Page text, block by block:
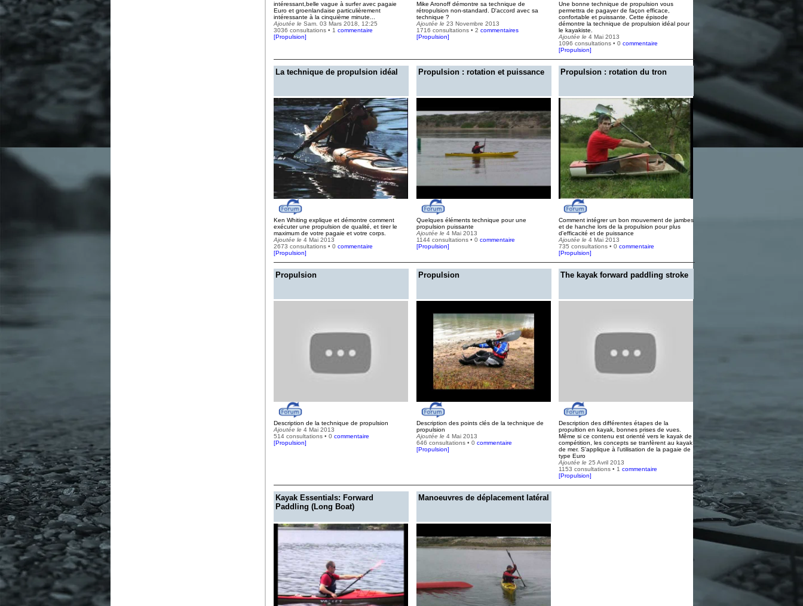
intéressant,belle vague à surfer avec pagaie
Euro et groenlandaise particulièrement
intéressante à la cinquième minute...
Ajoutée le Sam. 03 Mars 2018, 12:25
3036 consultations • 1 commentaire
[Propulsion]
Mike Aronoff démontre sa technique de
rétropulsion non-standard. D'accord avec sa
technique ?
Ajoutée le 23 Novembre 2013
1716 consultations • 2 commentaires
[Propulsion]
Une bonne technique de propulsion vous
permettra de pagayer de façon efficace,
confortable et puissante. Cette épisode
démontre la technique de propulsion idéal pour
le kayakiste.
Ajoutée le 4 Mai 2013
1096 consultations • 0 commentaire
[Propulsion]
La technique de propulsion idéal
Ken Whiting explique et démontre comment
exécuter une propulsion de qualité, et tirer le
maximum de votre pagaie et votre corps.
Ajoutée le 4 Mai 2013
2673 consultations • 0 commentaire
[Propulsion]
Propulsion : rotation et puissance
Quelques éléments technique pour une
propulsion puissante
Ajoutée le 4 Mai 2013
1144 consultations • 0 commentaire
[Propulsion]
Propulsion : rotation du tron
Comment intégrer un bon mouvement de jambes
et de hanche lors de la propulsion pour plus
d'efficacité et de puissance
Ajoutée le 4 Mai 2013
735 consultations • 0 commentaire
[Propulsion]
Propulsion
Description de la technique de propulsion
Ajoutée le 4 Mai 2013
514 consultations • 0 commentaire
[Propulsion]
Propulsion
Description des points clés de la technique de
propulsion
Ajoutée le 4 Mai 2013
646 consultations • 0 commentaire
[Propulsion]
The kayak forward paddling stroke
Description des différentes étapes de la
propultion en kayak, bonnes prises de vues.
Même si ce contenu est orienté vers le kayak de
compétition, les concepts se tranfèrent au kayak
de mer. S'applique à l'utilisation de la pagaie de
type Euro
Ajoutée le 25 Avril 2013
1153 consultations • 1 commentaire
[Propulsion]
Kayak Essentials: Forward
Paddling (Long Boat)
Manoeuvres de déplacement latéral